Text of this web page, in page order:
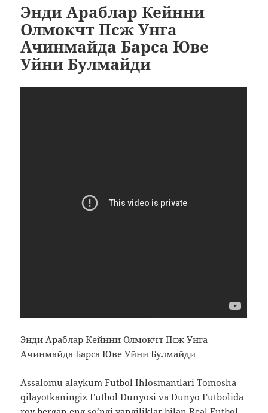
Энди Араблар Кейнни
Олмокчт Псж Унга
Ачинмайда Барса Юве
Уйни Булмайди
Энди Араблар Кейнни Олмокчт Псж Унга
Ачинмайда Барса Юве Уйни Булмайди
Assalomu alaykum Futbol Ihlosmantlari Tomosha
qilayotkaningiz Futbol Dunyosi va Dunyo Futbolida